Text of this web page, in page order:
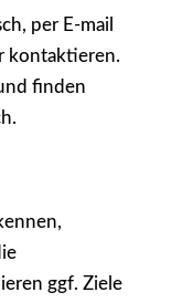
per E-mail
kontaktieren.
finden
ggf. Ziele